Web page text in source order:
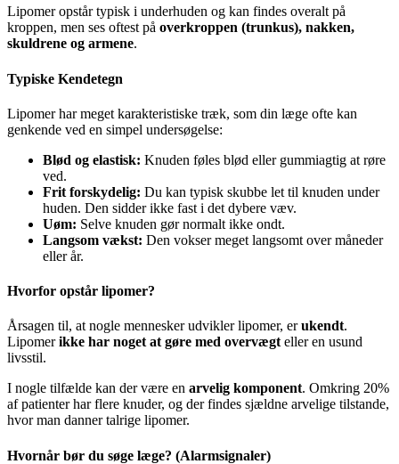
Lipomer opstår typisk i underhuden og kan findes overalt på
kroppen, men ses oftest på overkroppen (trunkus), nakken,
skuldrene og armene.
Typiske Kendetegn
Lipomer har meget karakteristiske træk, som din læge ofte kan
genkende ved en simpel undersøgelse:
Blød og elastisk: Knuden føles blød eller gummiagtig at røre
ved.
Frit forskydelig: Du kan typisk skubbe let til knuden under
huden. Den sidder ikke fast i det dybere væv.
Uøm: Selve knuden gør normalt ikke ondt.
Langsom vækst: Den vokser meget langsomt over måneder
eller år.
Hvorfor opstår lipomer?
Årsagen til, at nogle mennesker udvikler lipomer, erukendt.
Lipomerikke har noget at gøre med overvægt eller en usund
livsstil.
I nogle tilfælde kan der være en arvelig komponent. Omkring 20%
af patienter har flere knuder, og der findes sjældne arvelige tilstande,
hvor man danner talrige lipomer.
Hvornår bør du søge læge? (Alarmsignaler)